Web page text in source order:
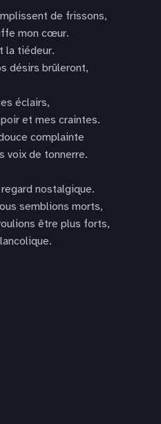
de frissons,
mon cœur.
la tiédeur.
désirs brûleront,
éclairs,
et mes craintes.
complainte
voix de tonnerre.
nostalgique.
semblions morts,
être plus forts,